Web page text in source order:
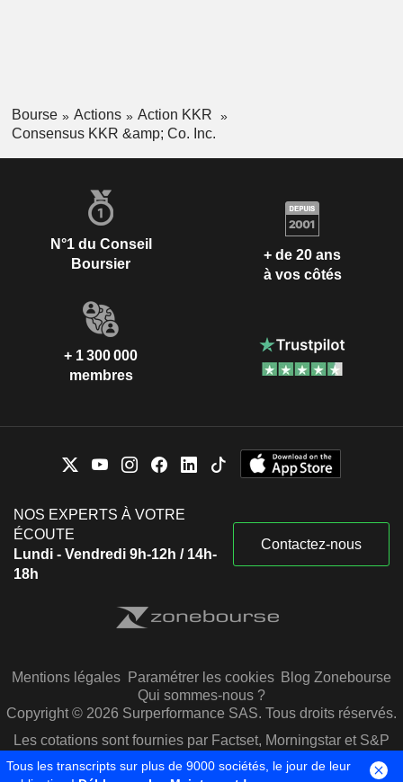
Bourse Actions
Action KKR
Consensus KKR &amp; Co. Inc.
N°1 du Conseil
Boursier
+ de 20 ans
à vos côtés
+ 1 300 000
membres
NOS EXPERTS À VOTRE
ÉCOUTE
Lundi - Vendredi 9h-12h / 14h-
18h
Contactez-nous
Mentions légales Paramétrer les cookies Blog Zonebourse
Qui sommes-nous ?
Copyright © 2026 Surperformance SAS. Tous droits réservés.
Les cotations sont fournies par Factset, Morningstar et S&P
Capital IQ
Tous les transcripts sur plus de 9000 sociétés, le jour de leur